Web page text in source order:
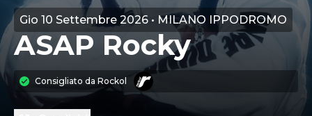
Gio 10 Settembre 2026 • MILANO IPPODROMO
ASAP Rocky
Consigliato da Rockol